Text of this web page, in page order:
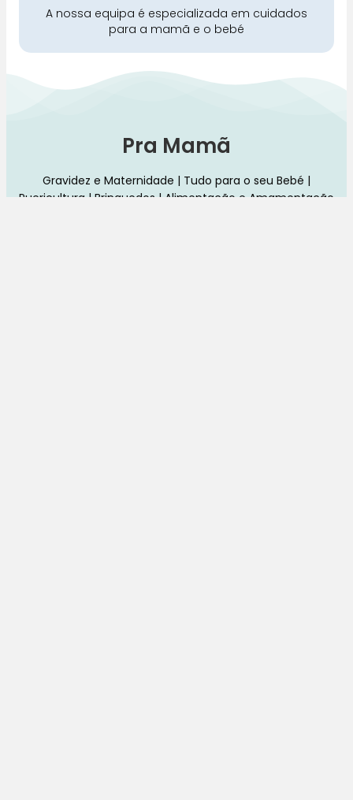
A nossa equipa é especializada em cuidados
para a mamã e o bebé
Pra Mamã
Gravidez e Maternidade | Tudo para o seu Bebé |
Puericultura | Brinquedos | Alimentação e Amamentação